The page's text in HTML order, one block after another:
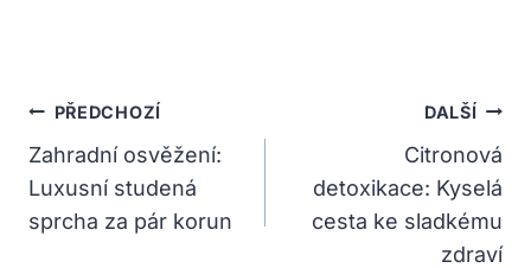
Navigace
Pro
Příspěvek
PŘEDCHOZÍ
Zahradní osvěžení:
Luxusní studená
sprcha za pár korun
DALŠÍ
Citronová
detoxikace: Kyselá
cesta ke sladkému
zdraví